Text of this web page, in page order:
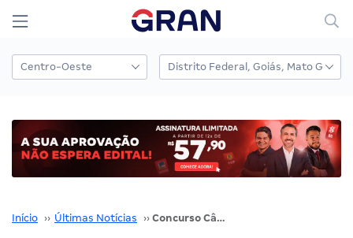
Início ›› Últimas Notícias ›› Concurso Câmara de Itaperuna RJ: definição de banca suspensa!